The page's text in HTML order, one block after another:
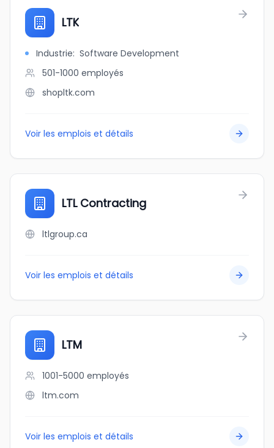
LTK
Industrie: Software Development
501-1000 employés
shopltk.com
Voir les emplois et détails
LTL Contracting
ltlgroup.ca
Voir les emplois et détails
LTM
1001-5000 employés
ltm.com
Voir les emplois et détails